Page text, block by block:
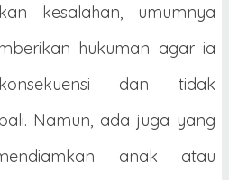
kesalahan, umumnya
hukuman agar ia
dan tidak
Namun, ada juga yang
anak atau